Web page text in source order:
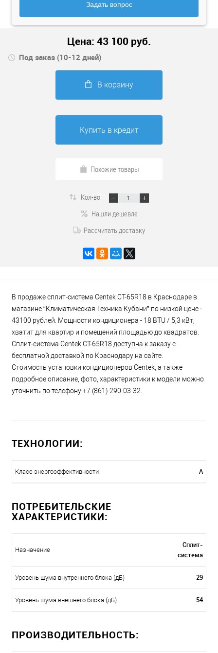
Задать вопрос
Цена: 43 100 руб.
Под заказ (10-12 дней)
В корзину
Купить в кредит
Похожие товары
Кол-во:
Нашли дешевле
Рассчитать доставку
В продаже сплит-система Centek CT-65R18 в Краснодаре в
магазине “Климатическая Техника Кубани” по низкой цене -
43100 рублей. Мощности кондиционера - 18 BTU / 5,3 кВт,
хватит для квартир и помещений площадью до квадратов.
Сплит-система Centek CT-65R18 доступна к заказу с
бесплатной доставкой по Краснодару на сайте.
Стоимость установки кондиционеров Centek, а также
подробное описание, фото, характеристики к модели можно
уточнить по телефону +7 (861) 290-03-32.
ТЕХНОЛОГИИ:
Класс энергоэффективности A
ПОТРЕБИТЕЛЬСКИЕ
ХАРАКТЕРИСТИКИ:
Назначение
Сплит-
система
Уровень шума внутреннего блока (дБ) 29
Уровень шума внешнего блока (дБ) 54
ПРОИЗВОДИТЕЛЬНОСТЬ: